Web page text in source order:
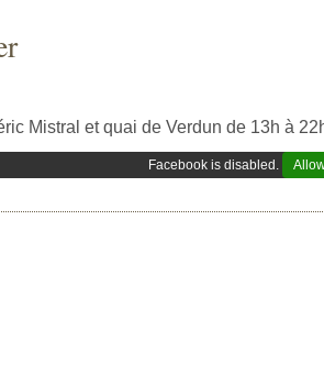
Mistral et quai de Verdun de 13h à
Facebook is disabled.